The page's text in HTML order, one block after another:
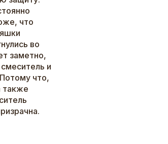
что
во
заметно,
и
что,
также